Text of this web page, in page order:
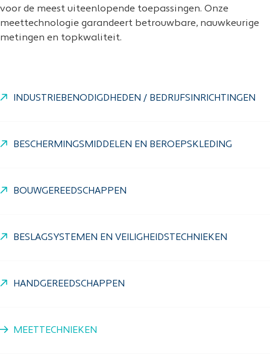
voor de meest uiteenlopende toepassingen. Onze
meettechnologie garandeert betrouwbare, nauwkeurige
metingen en topkwaliteit.
INDUSTRIEBENODIGDHEDEN / BEDRIJFSINRICHTINGEN
BESCHERMINGSMIDDELEN EN BEROEPSKLEDING
BOUWGEREEDSCHAPPEN
BESLAGSYSTEMEN EN VEILIGHEIDSTECHNIEKEN
HANDGEREEDSCHAPPEN
MEETTECHNIEKEN